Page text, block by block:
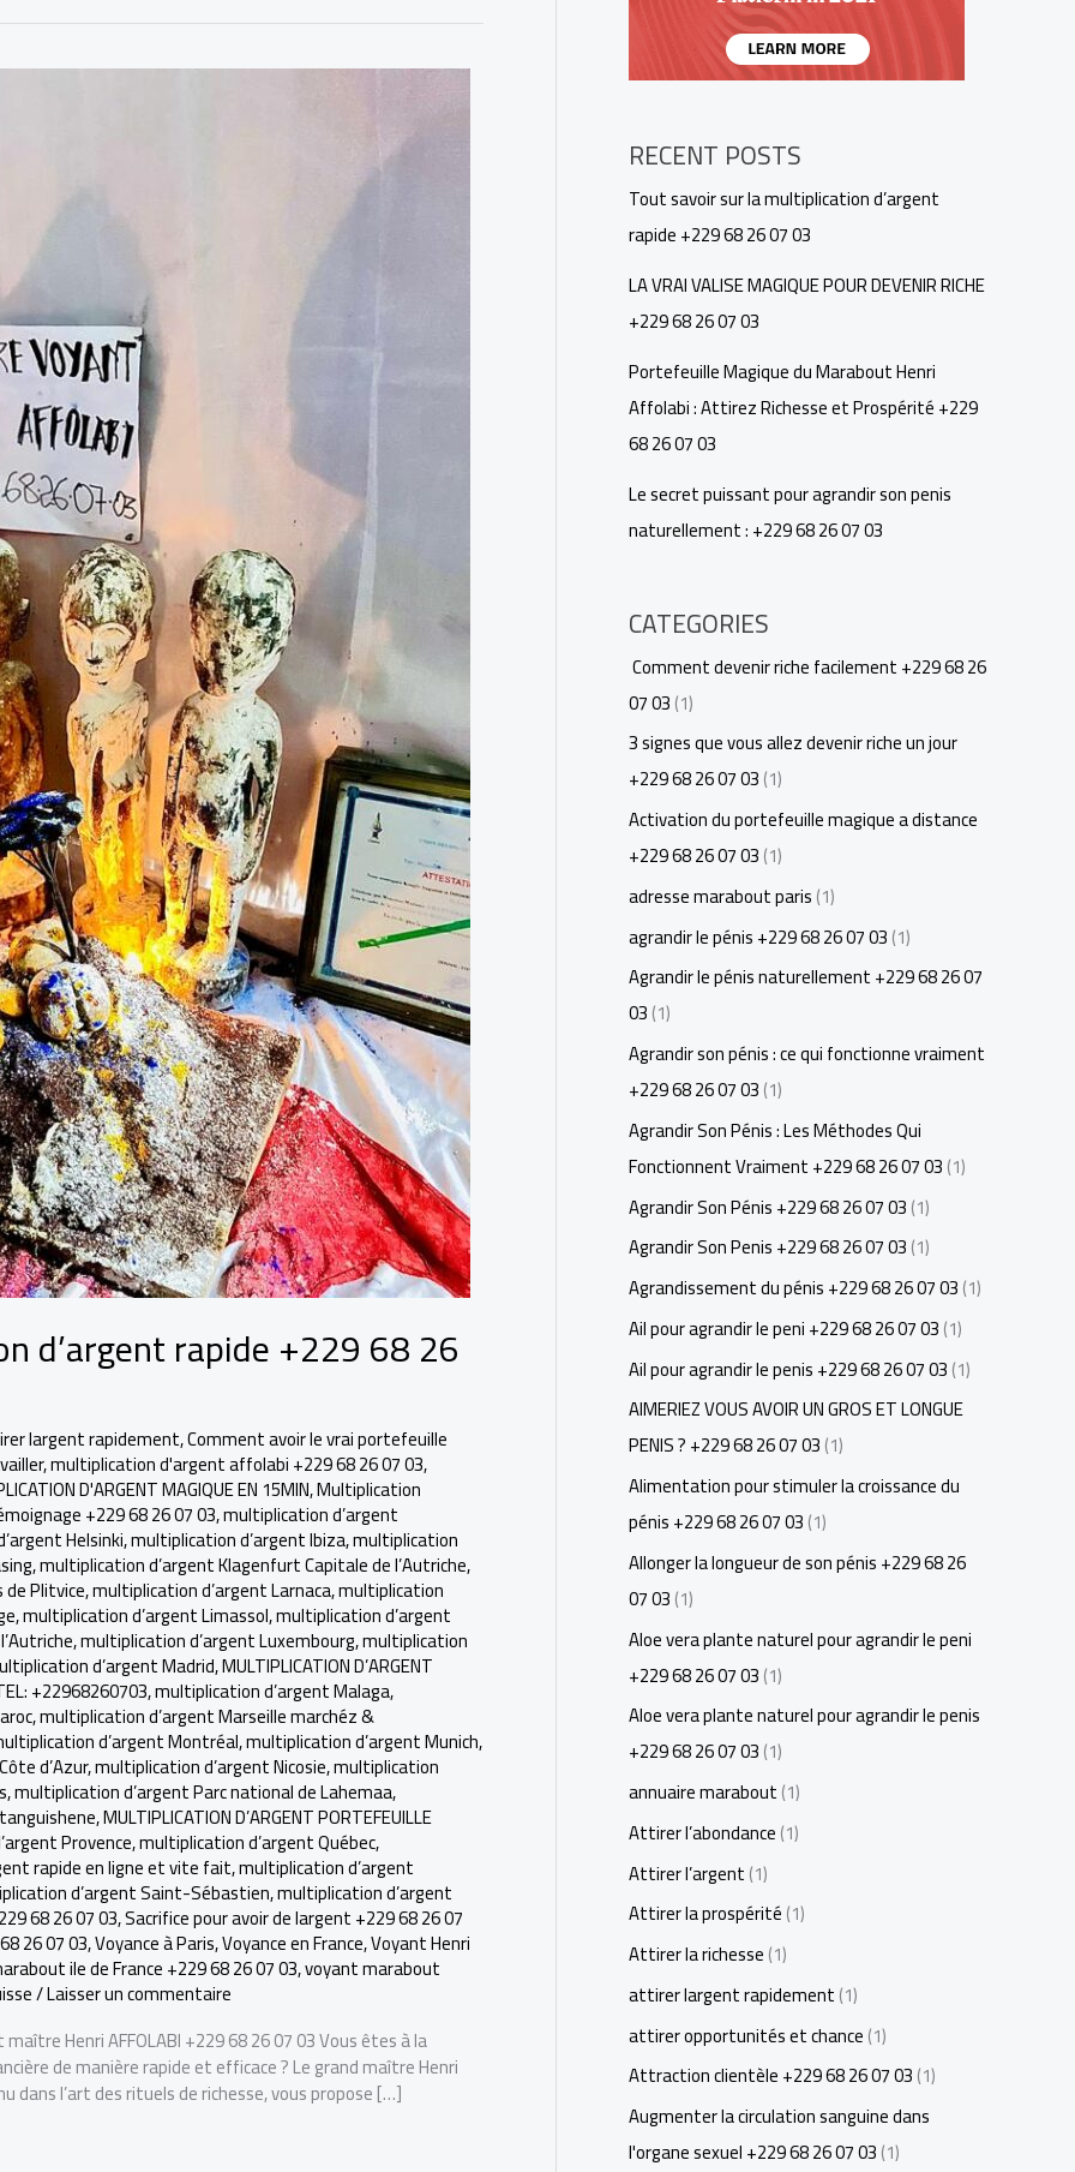
d’argent rapide +229 68 26
largent rapidement,Comment avoir le vrai portefeuille
,multiplication d'argent affolabi +229 68 26 07 03,
D'ARGENT MAGIQUE EN 15MIN,Multiplication
+229 68 26 07 03,multiplication d’argent
Helsinki,multiplication d’argent Ibiza,multiplication
,multiplication d’argent Klagenfurt Capitale de l’Autriche,
Plitvice,multiplication d’argent Larnaca,multiplication
,multiplication d’argent Limassol,multiplication d’argent
,multiplication d’argent Luxembourg,multiplication
d’argent Madrid,MULTIPLICATION D’ARGENT
+22968260703,multiplication d’argent Malaga,
,multiplication d’argent Marseille marchéz &
d’argent Montréal,multiplication d’argent Munich,
d’Azur,multiplication d’argent Nicosie,multiplication
,multiplication d’argent Parc national de Lahemaa,
,MULTIPLICATION D’ARGENT PORTEFEUILLE
Provence,multiplication d’argent Québec,
rapide en ligne et vite fait,multiplication d’argent
d’argent Saint-Sébastien,multiplication d’argent
68 26 07 03,Sacrifice pour avoir de largent +229 68 26 07
26 07 03,Voyance à Paris,Voyance en France,Voyant Henri
ile de France +229 68 26 07 03,voyant marabout
/Laisser un commentaire
Henri AFFOLABI +229 68 26 07 03 Vous êtes à la
de manière rapide et efficace ? Le grand maître Henri
dans l’art des rituels de richesse, vous propose […]
RECENT POSTS
Tout savoir sur la multiplication d’argent
rapide +229 68 26 07 03
LA VRAI VALISE MAGIQUE POUR DEVENIR RICHE
+229 68 26 07 03
Portefeuille Magique du Marabout Henri
Affolabi : Attirez Richesse et Prospérité +229
68 26 07 03
Le secret puissant pour agrandir son penis
naturellement : +229 68 26 07 03
CATEGORIES
Comment devenir riche facilement +229 68 26
07 03(1)
3 signes que vous allez devenir riche un jour
+229 68 26 07 03(1)
Activation du portefeuille magique a distance
+229 68 26 07 03(1)
adresse marabout paris(1)
agrandir le pénis +229 68 26 07 03(1)
Agrandir le pénis naturellement +229 68 26 07
03(1)
Agrandir son pénis : ce qui fonctionne vraiment
+229 68 26 07 03(1)
Agrandir Son Pénis : Les Méthodes Qui
Fonctionnent Vraiment +229 68 26 07 03(1)
Agrandir Son Pénis +229 68 26 07 03(1)
Agrandir Son Penis +229 68 26 07 03(1)
Agrandissement du pénis +229 68 26 07 03(1)
Ail pour agrandir le peni +229 68 26 07 03(1)
Ail pour agrandir le penis +229 68 26 07 03(1)
AIMERIEZ VOUS AVOIR UN GROS ET LONGUE
PENIS ? +229 68 26 07 03(1)
Alimentation pour stimuler la croissance du
pénis +229 68 26 07 03(1)
Allonger la longueur de son pénis +229 68 26
07 03(1)
Aloe vera plante naturel pour agrandir le peni
+229 68 26 07 03(1)
Aloe vera plante naturel pour agrandir le penis
+229 68 26 07 03(1)
annuaire marabout(1)
Attirer l’abondance(1)
Attirer l’argent(1)
Attirer la prospérité(1)
Attirer la richesse(1)
attirer largent rapidement(1)
attirer opportunités et chance(1)
Attraction clientèle +229 68 26 07 03(1)
Augmenter la circulation sanguine dans
l'organe sexuel +229 68 26 07 03(1)